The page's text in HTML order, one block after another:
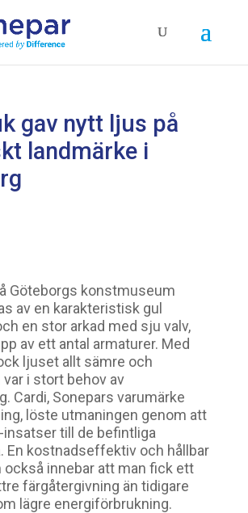
gav nytt ljus på
landmärke i
Göteborgs konstmuseum
av en karakteristisk gul
en stor arkad med sju valv,
av ett antal armaturer. Med
ljuset allt sämre och
i stort behov av
Cardi, Sonepars varumärke
löste utmaningen genom att
insatser till de befintliga
En kostnadseffektiv och hållbar
också innebar att man fick ett
färgåtergivning än tidigare
lägre energiförbrukning.